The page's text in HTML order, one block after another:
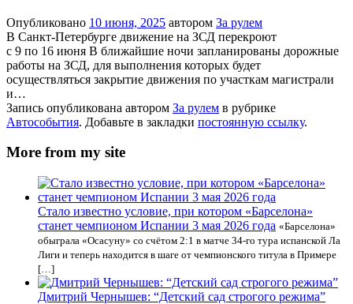
Опубликовано 10 июня, 2025 автором За рулем
В Санкт-Петербурге движение на ЗСД перекроют
с 9 по 16 июня В ближайшие ночи запланированы дорожные
работы на ЗСД, для выполнения которых будет
осуществляться закрытие движения по участкам магистрали
и…
Запись опубликована автором За рулем в рубрике
Автособытия. Добавьте в закладки постоянную ссылку.
More from my site
Стало известно условие, при котором «Барселона»
станет чемпионом Испании 3 мая 2026 года «Барселона»
обыграла «Осасуну» со счётом 2:1 в матче 34-го тура испанской Ла
Лиги и теперь находится в шаге от чемпионского титула в Примере
[…]
Дмитрий Чернышев: “Детский сад строгого режима”